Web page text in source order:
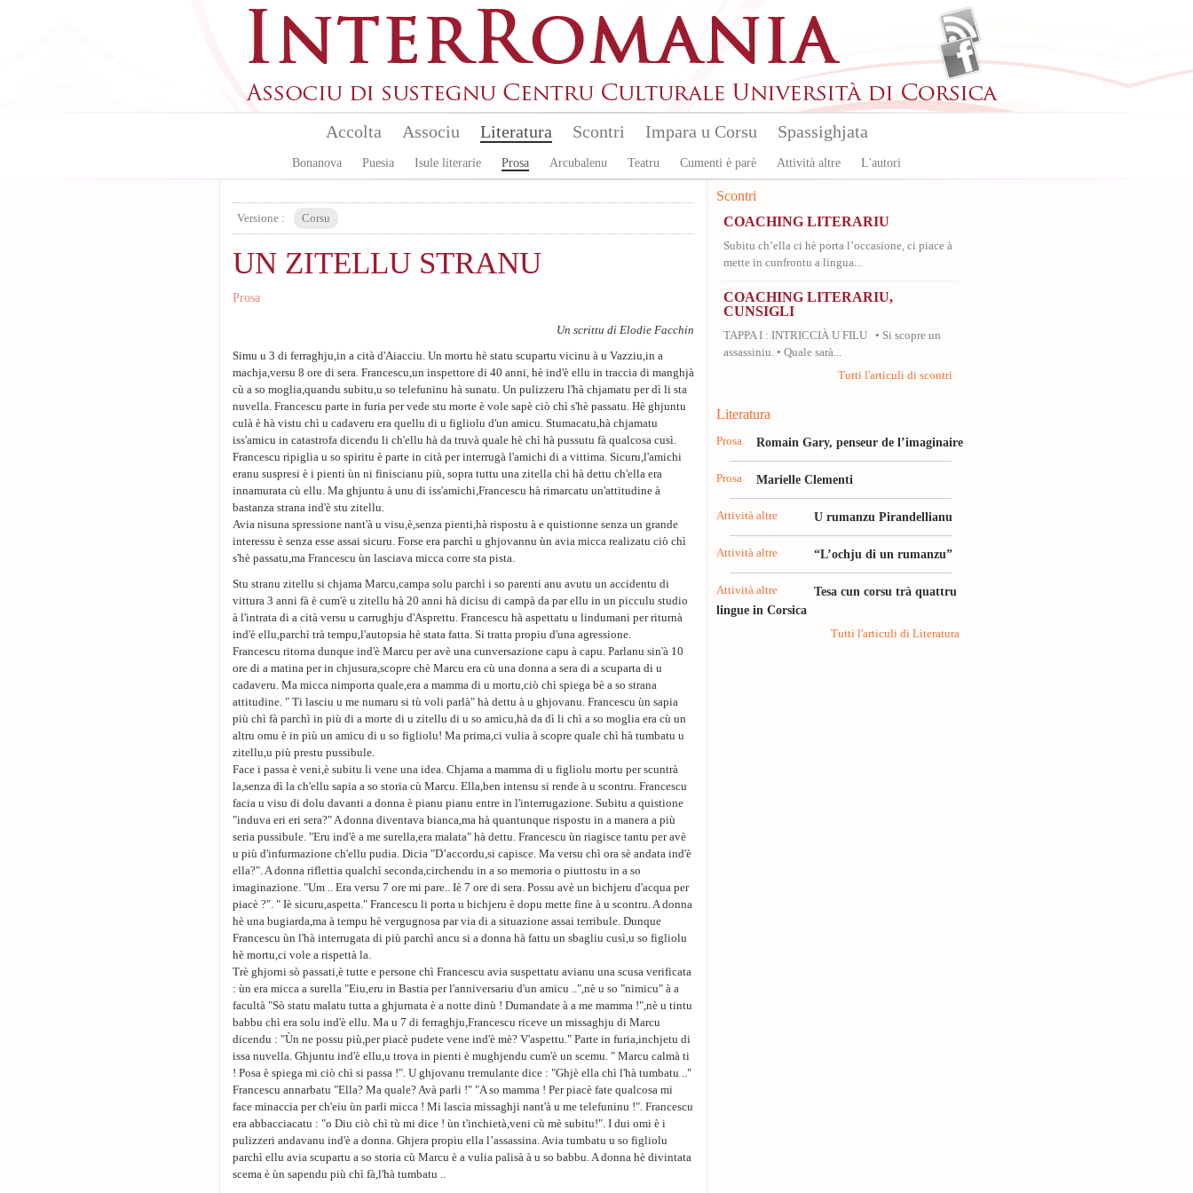
Accolta Associu Literatura
Bonanova Puesia Isule literarie Prosa Arcubalenu Teatru Cumenti è parè Attività altre L'autori
Scontri Impara u Corsu Spassighjata
Versione : Corsu
UN ZITELLU STRANU
Prosa
Un scrittu di Elodie Facchin
Simu u 3 di ferraghju,in a cità d'Aiacciu. Un mortu hè statu scupartu vicinu à u Vazziu,in a
machja,versu 8 ore di sera. Francescu,un inspettore di 40 anni, hè ind'è ellu in traccia di manghjà
cù a so moglia,quandu subitu,u so telefuninu hà sunatu. Un pulizzeru l'hà chjamatu per dì li sta
nuvella. Francescu parte in furia per vede stu morte è vole sapè ciò chì s'hè passatu. Hè ghjuntu
culà è hà vistu chì u cadaveru era quellu di u figliolu d'un amicu. Stumacatu,hà chjamatu
iss'amicu in catastrofa dicendu li ch'ellu hà da truvà quale hè chì hà pussutu fà qualcosa cusì.
Francescu ripiglia u so spiritu è parte in cità per interrugà l'amichi di a vittima. Sicuru,l'amichi
eranu suspresi è i pienti ùn ni finiscianu più, sopra tuttu una zitella chì hà dettu ch'ella era
innamurata cù ellu. Ma ghjuntu à unu di iss'amichi,Francescu hà rimarcatu un'attitudine à
bastanza strana ind'è stu zitellu.
Avia nisuna spressione nant'à u visu,è,senza pienti,hà rispostu à e quistionne senza un grande
interessu è senza esse assai sicuru. Forse era parchì u ghjovannu ùn avia micca realizatu ciò chì
s'hè passatu,ma Francescu ùn lasciava micca corre sta pista.
Stu stranu zitellu si chjama Marcu,campa solu parchì i so parenti anu avutu un accidentu di
vittura 3 anni fà è cum'è u zitellu hà 20 anni hà dicisu di campà da par ellu in un picculu studio
à l'intrata di a cità versu u carrughju d'Asprettu. Francescu hà aspettatu u lindumani per riturnà
ind'è ellu,parchì trà tempu,l'autopsia hè stata fatta. Si tratta propiu d'una agressione.
Francescu ritorna dunque ind'è Marcu per avè una cunversazione capu à capu. Parlanu sin'à 10
ore di a matina per in chjusura,scopre chè Marcu era cù una donna a sera di a scuparta di u
cadaveru. Ma micca nimporta quale,era a mamma di u mortu,ciò chì spiega bè a so strana
attitudine. " Ti lasciu u me numaru si tù voli parlà" hà dettu à u ghjovanu. Francescu ùn sapia
più chì fà parchì in più di a morte di u zitellu di u so amicu,hà da dì li chì a so moglia era cù un
altru omu è in più un amicu di u so figliolu! Ma prima,ci vulia à scopre quale chì hà tumbatu u
zitellu,u più prestu pussibule.
Face i passa è veni,è subitu li vene una idea. Chjama a mamma di u figliolu mortu per scuntrà
la,senza dì la ch'ellu sapia a so storia cù Marcu. Ella,ben intensu si rende à u scontru. Francescu
facia u visu di dolu davanti a donna è pianu pianu entre in l'interrugazione. Subitu a quistione
"induva eri eri sera?" A donna diventava bianca,ma hà quantunque rispostu in a manera a più
seria pussibule. "Eru ind'è a me surella,era malata" hà dettu. Francescu ùn riagisce tantu per avè
u più d'infurmazione ch'ellu pudia. Dicia "D’accordu,si capisce. Ma versu chì ora sè andata ind'è
ella?". A donna riflettia qualchì seconda,circhendu in a so memoria o piuttostu in a so
imaginazione. "Um .. Era versu 7 ore mi pare.. Iè 7 ore di sera. Possu avè un bichjeru d'acqua per
piacè ?". " Iè sicuru,aspetta." Francescu li porta u bichjeru è dopu mette fine à u scontru. A donna
hè una bugiarda,ma à tempu hè vergugnosa par via di a situazione assai terribule. Dunque
Francescu ùn l'hà interrugata di più parchì ancu si a donna hà fattu un sbagliu cusì,u so figliolu
hè mortu,ci vole a rispettà la.
Trè ghjorni sò passati,è tutte e persone chì Francescu avia suspettatu avianu una scusa verificata
: ùn era micca a surella "Eiu,eru in Bastia per l'anniversariu d'un amicu ..",nè u so "nimicu" à a
facultà "Sò statu malatu tutta a ghjurnata è a notte dinù ! Dumandate à a me mamma !",nè u tintu
babbu chì era solu ind'è ellu. Ma u 7 di ferraghju,Francescu riceve un missaghju di Marcu
dicendu : "Ùn ne possu più,per piacè pudete vene ind'è mè? V'aspettu." Parte in furia,inchjetu di
issa nuvella. Ghjuntu ind'è ellu,u trova in pienti è mughjendu cum'è un scemu. " Marcu calmà ti
! Posa è spiega mi ciò chì si passa !". U ghjovanu tremulante dice : "Ghjè ella chì l'hà tumbatu .."
Francescu annarbatu "Ella? Ma quale? Avà parli !" "A so mamma ! Per piacè fate qualcosa mi
face minaccia per ch'eiu ùn parli micca ! Mi lascia missaghji nant'à u me telefuninu !". Francescu
era abbacciacatu : "o Diu ciò chì tù mi dice ! ùn t'inchietà,veni cù mè subitu!". I dui omi è i
pulizzeri andavanu ind'è a donna. Ghjera propiu ella l’assassina. Avia tumbatu u so figliolu
parchì ellu avia scupartu a so storia cù Marcu è a vulia palisà à u so babbu. A donna hè divintata
scema è ùn sapendu più chì fà,l'hà tumbatu ..
Scontri
COACHING LITERARIU
Subitu ch’ella ci hè porta l’occasione, ci piace à
mette in cunfrontu a lingua...
COACHING LITERARIU,
CUNSIGLI
TAPPA I : INTRICCIÀ U FILU • Si scopre un
assassiniu. • Quale sarà...
Tutti l'articuli di scontri
Literatura
Prosa Romain Gary, penseur de l’imaginaire
Prosa Marielle Clementi
Attività altre U rumanzu Pirandellianu
Attività altre “L’ochju di un rumanzu”
Attività altre
Tesa cun corsu trà quattru
lingue in Corsica
Tutti l'articuli di Literatura